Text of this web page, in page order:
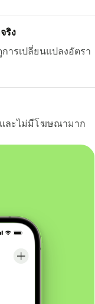
ริง
ารเปลี่ยนแปลงอัตรา
ละไม่มีโฆษณามาก